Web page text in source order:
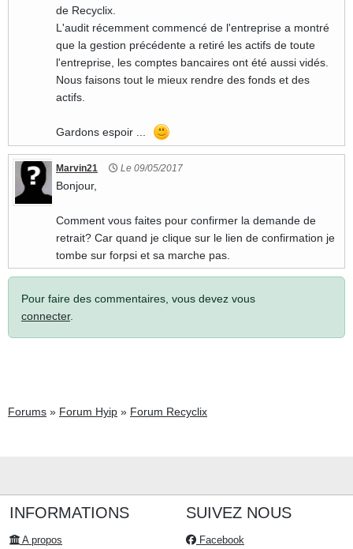
de Recyclix.
L'audit récemment commencé de l'entreprise a montré
que la gestion précédente a retiré les actifs de toute
l'entreprise, les comptes bancaires ont été aussi vidés.
Nous faisons tout le mieux rendre des fonds et des
actifs.
Gardons espoir ...
Marvin21 Le 09/05/2017
Bonjour,
Comment vous faites pour confirmer la demande de
retrait? Car quand je clique sur le lien de confirmation je
tombe sur forpsi et sa marche pas.
Pour faire des commentaires, vous devez vous
connecter.
Forums » Forum Hyip » Forum Recyclix
INFORMATIONS
A propos
SUIVEZ NOUS
Facebook